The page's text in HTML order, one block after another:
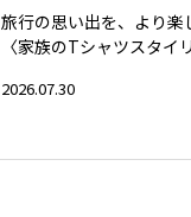
旅行の思い出を、より楽
〈家族のTシャツスタイ
2026.07.30